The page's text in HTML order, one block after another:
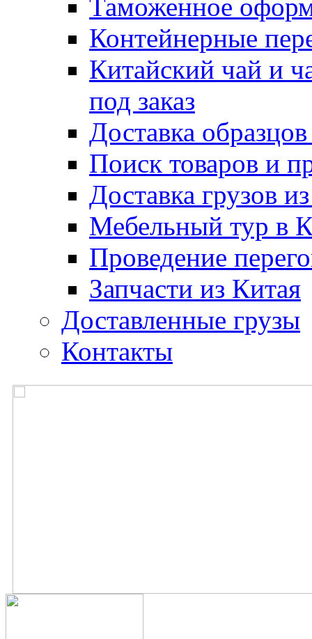
Таможенное
Контейнерные
Китайский чай и
под заказ
Доставка
Поиск товаров и
Доставка грузов
Мебельный тур в
Проведение
Запчасти из Китая
Доставленные грузы
Контакты